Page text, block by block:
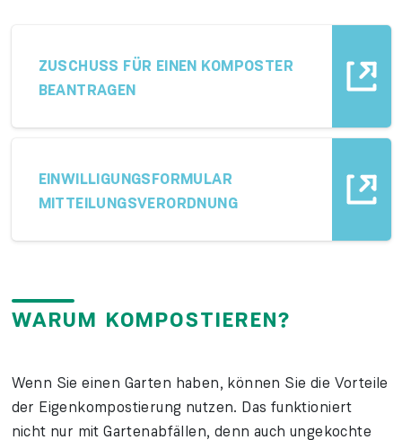
ZUSCHUSS FÜR EINEN KOMPOSTER
BEANTRAGEN
EINWILLIGUNGSFORMULAR
MITTEILUNGSVERORDNUNG
WARUM KOMPOSTIEREN?
Wenn Sie einen Garten haben, können Sie die Vorteile
der Eigen­kompos­tierung nutzen. Das funktioniert
nicht nur mit Garten­abfällen, denn auch unge­kochte